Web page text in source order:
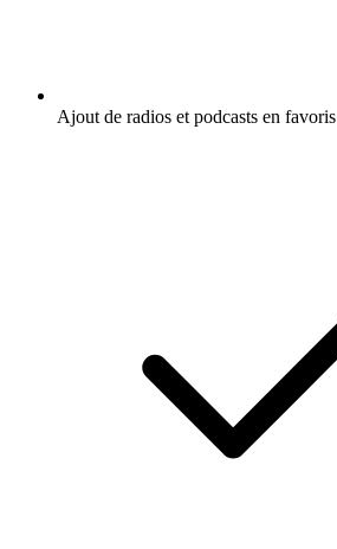
Ajout de radios et podcasts en favoris